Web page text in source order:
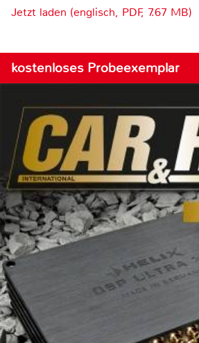
Jetzt laden (englisch, PDF, 7.67 MB)
kostenloses Probeexemplar